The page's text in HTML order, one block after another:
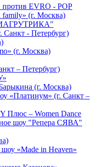
EVRO - POP
(г. Москва)
- Петербург)
(г. Москва)
– Петербург)
(г. Москва)
«Платинум» (г. Санкт –
Плюс – Women Dance
шоу "Репера СЯВА"
«Made in Heaven»